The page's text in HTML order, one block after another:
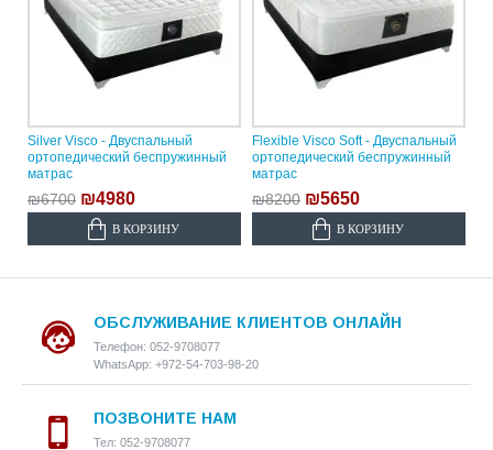
Silver Visco - Двуспальный
ортопедический беспружинный
матрас
₪6700 ₪4980
В КОРЗИНУ
Flexible Visco Soft - Двуспальный
ортопедический беспружинный
матрас
₪8200 ₪5650
В КОРЗИНУ
ОБСЛУЖИВАНИЕ КЛИЕНТОВ ОНЛАЙН
Телефон: 052-9708077
WhatsApp: +972-54-703-98-20
ПОЗВОНИТЕ НАМ
Тел: 052-9708077